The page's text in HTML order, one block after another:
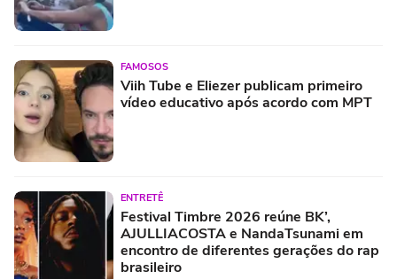
FAMOSOS
Viih Tube e Eliezer publicam primeiro
vídeo educativo após acordo com MPT
ENTRETÊ
Festival Timbre 2026 reúne BK’,
AJULLIACOSTA e NandaTsunami em
encontro de diferentes gerações do rap
brasileiro